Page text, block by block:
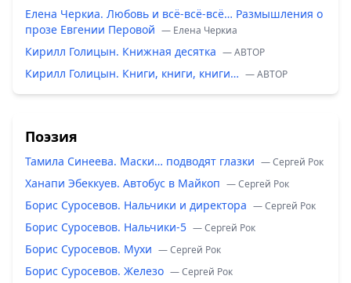
Елена Черкиа. Любовь и всё-всё-всё… Размышления о
прозе Евгении Перовой — Елена Черкиа
Кирилл Голицын. Книжная десятка — ABTOP
Кирилл Голицын. Книги, книги, книги… — ABTOP
Поэзия
Тамила Синеева. Маски… подводят глазки — Сергей Рок
Ханапи Эбеккуев. Автобус в Майкоп — Сергей Рок
Борис Суросевов. Нальчики и директора — Сергей Рок
Борис Суросевов. Нальчики-5 — Сергей Рок
Борис Суросевов. Мухи — Сергей Рок
Борис Суросевов. Железо — Сергей Рок